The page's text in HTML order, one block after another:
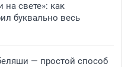
свете»: как
буквально весь
— простой способ